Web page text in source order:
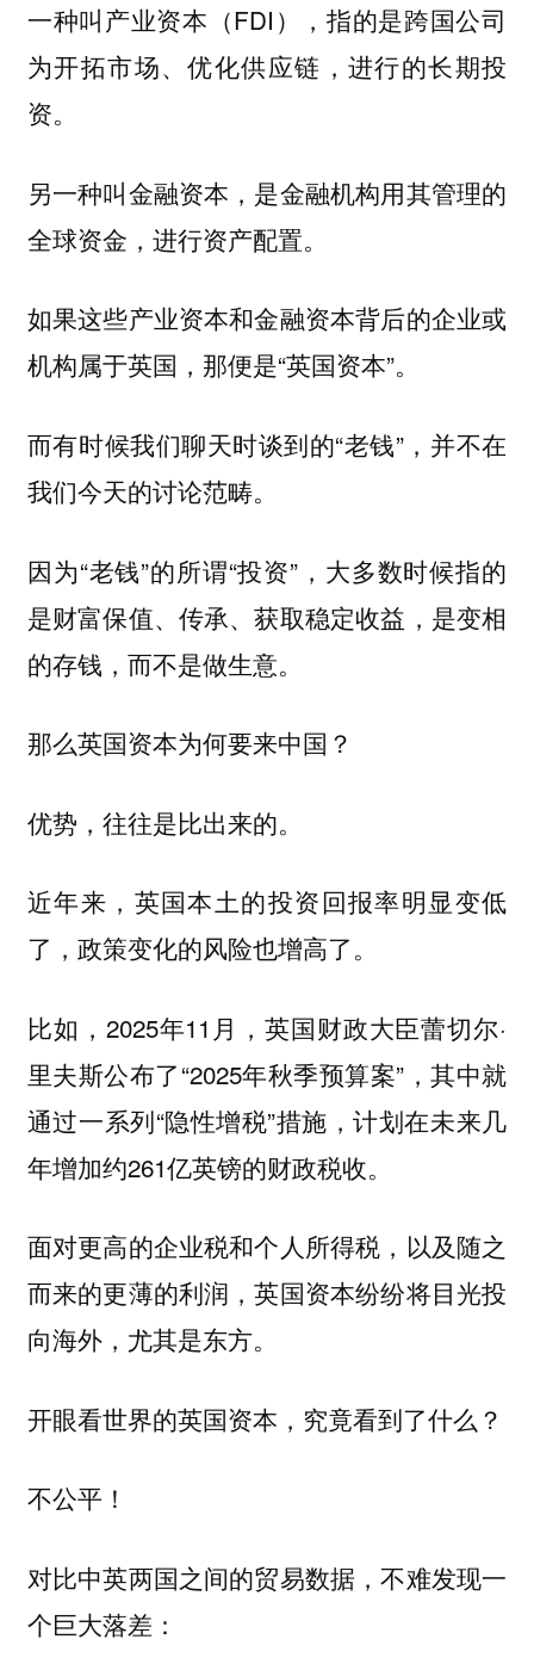
一种叫产业资本（FDI），指的是跨国公司
为开拓市场、优化供应链，进行的长期投
资。
另一种叫金融资本，是金融机构用其管理的
全球资金，进行资产配置。
如果这些产业资本和金融资本背后的企业或
机构属于英国，那便是“英国资本”。
而有时候我们聊天时谈到的“老钱”，并不在
我们今天的讨论范畴。
因为“老钱”的所谓“投资”，大多数时候指的
是财富保值、传承、获取稳定收益，是变相
的存钱，而不是做生意。
那么英国资本为何要来中国？
优势，往往是比出来的。
近年来，英国本土的投资回报率明显变低
了，政策变化的风险也增高了。
比如，2025年11月，英国财政大臣蕾切尔·
里夫斯公布了“2025年秋季预算案”，其中就
通过一系列“隐性增税”措施，计划在未来几
年增加约261亿英镑的财政税收。
面对更高的企业税和个人所得税，以及随之
而来的更薄的利润，英国资本纷纷将目光投
向海外，尤其是东方。
开眼看世界的英国资本，究竟看到了什么？
不公平！
对比中英两国之间的贸易数据，不难发现一
个巨大落差：